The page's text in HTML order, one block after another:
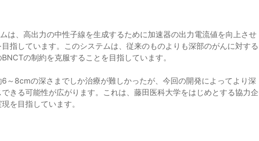
は、高出力の中性子線を生成するために加速器の出力電流値を向上させ
指しています。このシステムは、従来のものよりも深部のがんに対する
の制約を克服することを目指しています。
～8cmの深さまでしか治療が難しかったが、今回の開発によってより深
きる可能性が広がります。これは、藤田医科大学をはじめとする協力企
を目指しています。